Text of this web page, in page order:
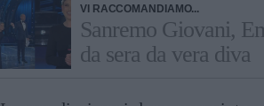
VI RACCOMANDIAMO...
Sanremo Giovani,
da sera da vera diva